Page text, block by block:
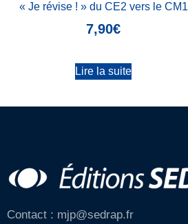
« Je révise ! » du CE2 vers le CM1
7,90€
Lire la suite
Contact : mjp@sedrap.fr